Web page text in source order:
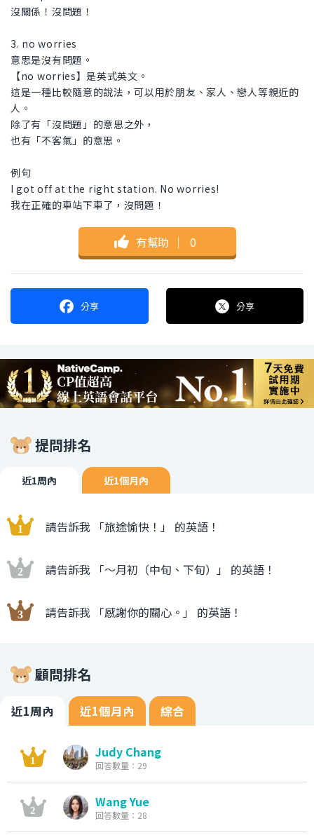
沒關係！沒問題！
3. no worries
意思是沒有問題。
【no worries】是英式英文。
這是一種比較隨意的說法，可以用於朋友、家人、戀人等親近的
人。
除了有「沒問題」的意思之外，
也有「不客氣」的意思。
例句
I got off at the right station. No worries!
我在正確的車站下車了，沒問題！
有幫助 ｜ 0
分享 分享
提問排名
近1周內 近1個月內
請告訴我 「旅途愉快！」 的英語！
請告訴我 「〜月初（中旬、下旬）」 的英語！
請告訴我 「感謝你的關心。」 的英語！
顧問排名
近1周內 近1個月內 綜合
Judy Chang
回答數量：29
Wang Yue
回答數量：28